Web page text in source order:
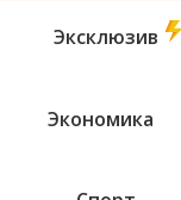
Эксклюзив
Экономика